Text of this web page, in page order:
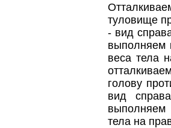
туловище
- вид
выполняем
веса тела
голову
вид
выполняем
тела на